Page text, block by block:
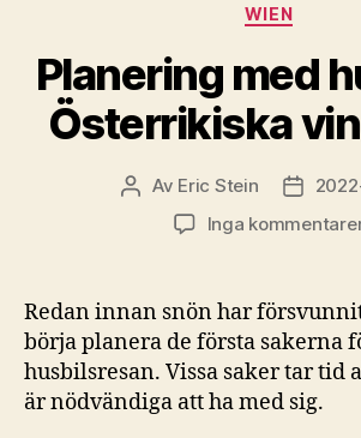
WIEN
Planering med
Österrikiska
Inläggsförfattare
Av Eric Stein
Inga
Redan innan snön har
börja planera de första sakerna
husbilsresan. Vissa saker tar tid
är nödvändiga att ha med sig.